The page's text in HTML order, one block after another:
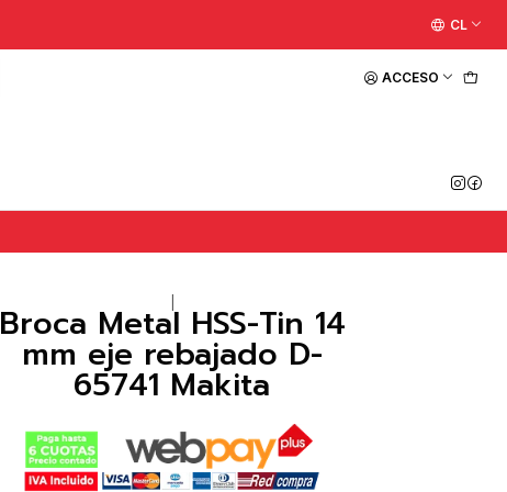
ACCESO
CL
Broca Metal HSS-Tin 14
mm eje rebajado D-
65741 Makita